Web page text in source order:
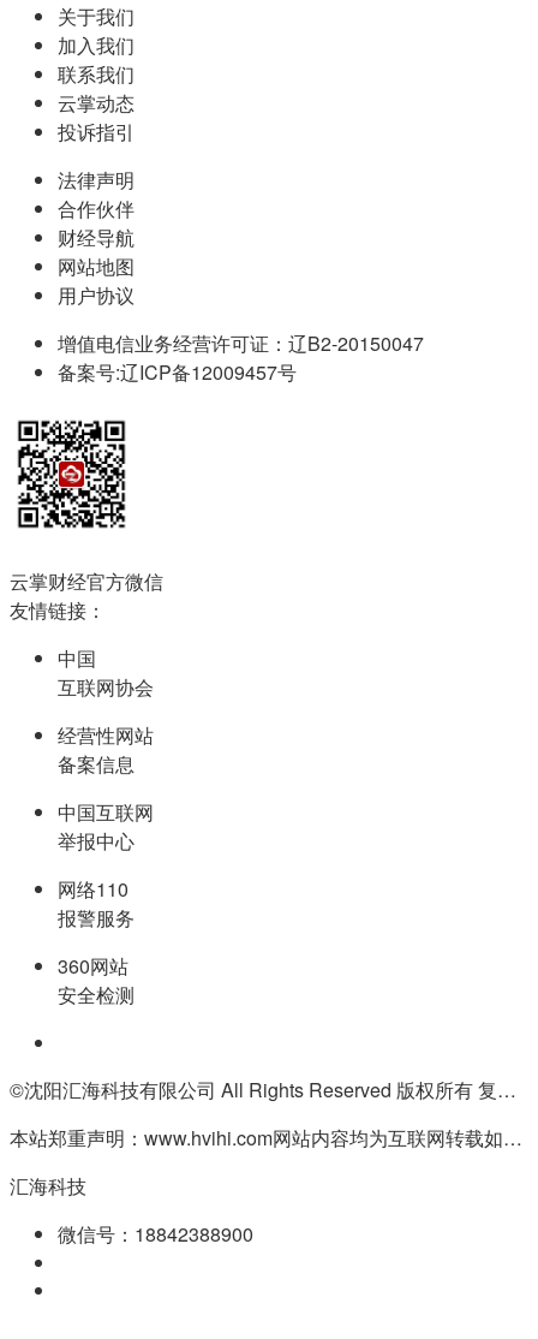
关于我们
加入我们
联系我们
云掌动态
投诉指引
法律声明
合作伙伴
财经导航
网站地图
用户协议
增值电信业务经营许可证：辽B2-20150047
备案号:辽ICP备12009457号
云掌财经官方微信
友情链接：
中国
互联网协会
经营性网站
备案信息
中国互联网
举报中心
网络110
报警服务
360网站
安全检测
©沈阳汇海科技有限公司 All Rights Reserved 版权所有 复制必究
本站郑重声明：www.hvihi.com网站内容均为互联网转载如有侵权请联系QQ:55506560删除
汇海科技
微信号：18842388900